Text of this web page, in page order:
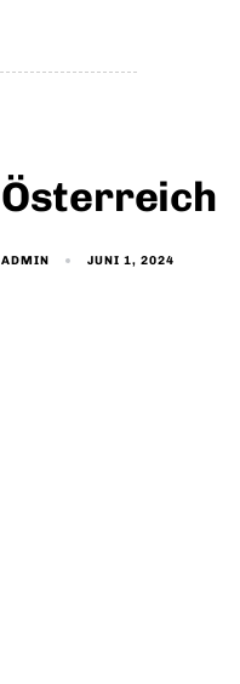
Österreich
ADMIN JUNI 1, 2024